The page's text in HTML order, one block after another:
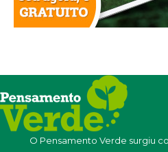
O Pensamento Verde surgiu